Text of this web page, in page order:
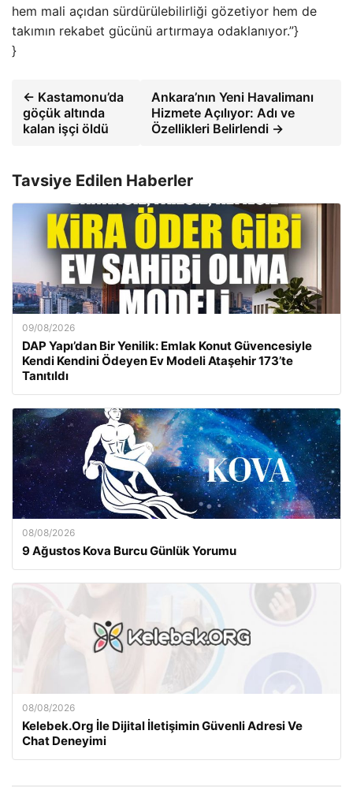
hem mali açıdan sürdürülebilirliği gözetiyor hem de
takımın rekabet gücünü artırmaya odaklanıyor.”}
}
← Kastamonu’da
göçük altında
kalan işçi öldü
Ankara’nın Yeni Havalimanı
Hizmete Açılıyor: Adı ve
Özellikleri Belirlendi →
Tavsiye Edilen Haberler
09/08/2026
DAP Yapı’dan Bir Yenilik: Emlak Konut Güvencesiyle
Kendi Kendini Ödeyen Ev Modeli Ataşehir 173’te
Tanıtıldı
08/08/2026
9 Ağustos Kova Burcu Günlük Yorumu
08/08/2026
Kelebek.Org İle Dijital İletişimin Güvenli Adresi Ve
Chat Deneyimi